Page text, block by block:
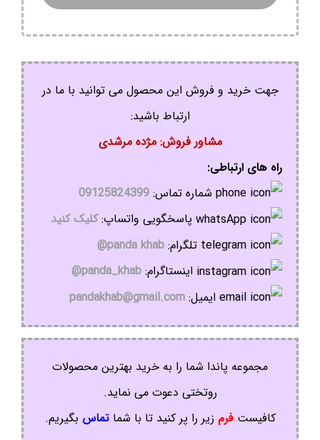
جهت خرید و فروش این محصول می توانید با ما در
ارتباط باشید:
مشاور فروش: مژده مرشدی
راه های ارتباطی:
شماره تماس: 09125824399
پاسخگویی واتساپ:کلیک کنید
تلگرام: panda khab@
اینستاگرام: panda_khab@
ایمیل: pandakhab@gmail.com
مجموعه پاندا شما را به خرید بهترین محصولات
روتختی دعوت می نماید.
کافیستفرم زیر را پر کنید تا با شماتماس بگیریم.